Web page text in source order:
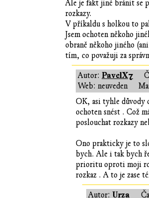
Ale je fakt jiné bránit se
rozkazy.
V příkaldu s holkou to
Jsem ochoten někoho
obraně někoho jiného
tím, co považuji za
Autor: PavelX7
Web: neuveden
OK, asi tyhle důvody
ochoten snést . Což
poslouchat rozkazy
Ono prakticky je to
bych. Ale i tak bych
prioritu oproti moji
rozkaz . A to je zase
Autor: Urza